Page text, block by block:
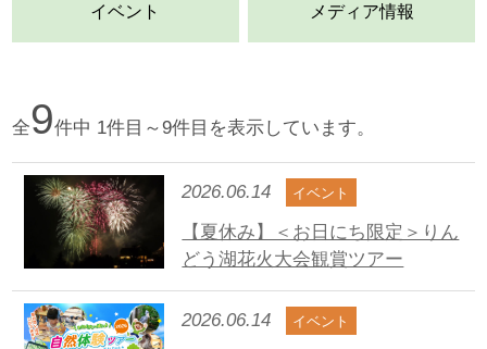
イベント メディア情報
全9件中 1件目～9件目を表示しています。
2026.06.14 イベント
【夏休み】＜お日にち限定＞りん
どう湖花火大会観賞ツアー
2026.06.14 イベント